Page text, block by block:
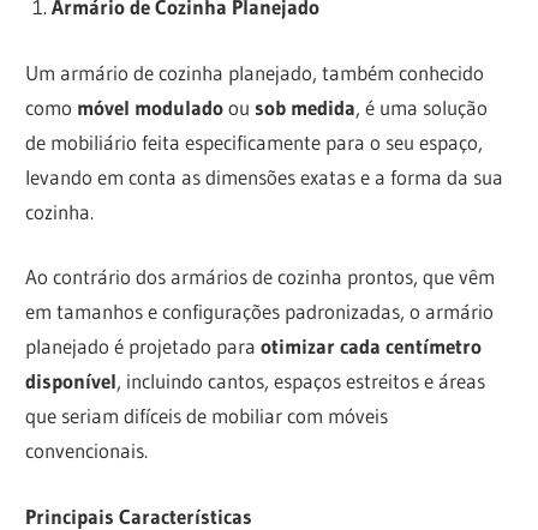
Armário de Cozinha Planejado
Um armário de cozinha planejado, também conhecido
como móvel moduladoou sob medida, é uma solução
de mobiliário feita especificamente para o seu espaço,
levando em conta as dimensões exatas e a forma da sua
cozinha.
Ao contrário dos armários de cozinha prontos, que vêm
em tamanhos e configurações padronizadas, o armário
planejado é projetado paraotimizar cada centímetro
disponível, incluindo cantos, espaços estreitos e áreas
que seriam difíceis de mobiliar com móveis
convencionais.
Principais Características